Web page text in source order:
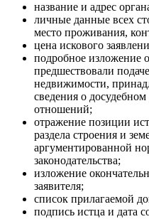
название и адрес
личные данные всех
место проживания,
цена искового
подробное изложение
предшествовали
недвижимости,
сведения о
отношений;
отражение позиции
раздела строения и
аргументированной
законодательства;
изложение
заявителя;
список прилагаемой
подпись истца и дата